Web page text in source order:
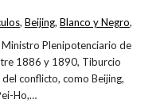
Plenipotenciario de
1886 y 1890, Tiburcio
conflicto, como Beijing,
Ho,…
, Beijing, Blanco y Negro,